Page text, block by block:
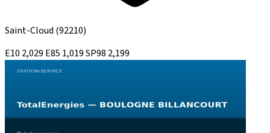
Saint-Cloud (92210)
E10 2,029 E85 1,019SP98 2,199